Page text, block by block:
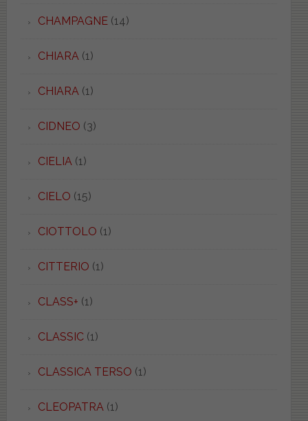
CHAMPAGNE(14)
CHIARA(1)
CHIARA(1)
CIDNEO (3)
CIELIA(1)
CIELO (15)
CIOTTOLO (1)
CITTERIO (1)
CLASS+ (1)
CLASSIC(1)
CLASSICA TERSO (1)
CLEOPATRA(1)